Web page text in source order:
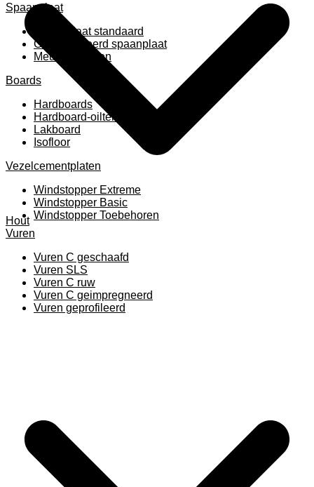
Spaanplaat
Spaanplaat standaard
Geplastificeerd spaanplaat
Meubelpanelen
Boards
Hardboards
Hardboard-oiltemperated
Lakboard
Isofloor
Vezelcementplaten
Windstopper Extreme
Windstopper Basic
Windstopper Toebehoren
Hout
Vuren
Vuren C geschaafd
Vuren SLS
Vuren C ruw
Vuren C geimpregneerd
Vuren geprofileerd